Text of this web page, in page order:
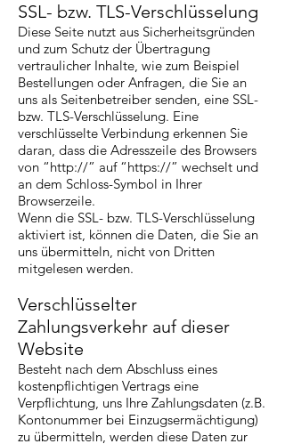
SSL- bzw. TLS-Verschlüsselung
Diese Seite nutzt aus Sicherheitsgründen
und zum Schutz der Übertragung
vertraulicher Inhalte, wie zum Beispiel
Bestellungen oder Anfragen, die Sie an
uns als Seitenbetreiber senden, eine SSL-
bzw. TLS-Verschlüsselung. Eine
verschlüsselte Verbindung erkennen Sie
daran, dass die Adresszeile des Browsers
von “http://” auf “https://” wechselt und
an dem Schloss-Symbol in Ihrer
Browserzeile.
Wenn die SSL- bzw. TLS-Verschlüsselung
aktiviert ist, können die Daten, die Sie an
uns übermitteln, nicht von Dritten
mitgelesen werden.
Verschlüsselter
Zahlungsverkehr auf dieser
Website
Besteht nach dem Abschluss eines
kostenpflichtigen Vertrags eine
Verpflichtung, uns Ihre Zahlungsdaten (z.B.
Kontonummer bei Einzugsermächtigung)
zu übermitteln, werden diese Daten zur